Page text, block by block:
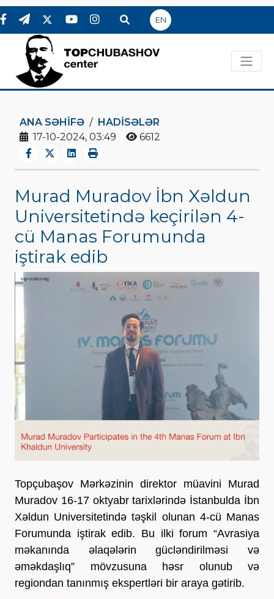
EN
ANA SƏHIFƏ
HADİSƏLƏR
17-10-2024, 03:49
6612
Murad Muradov İbn Xəldun
Universitetində keçirilən 4-
cü Manas Forumunda
iştirak edib
Topçubaşov Mərkəzinin direktor müavini Murad
Muradov 16-17 oktyabr tarixlərində İstanbulda İbn
Xəldun Universitetində təşkil olunan 4-cü Manas
Forumunda iştirak edib. Bu ilki forum “Avrasiya
məkanında əlaqələrin gücləndirilməsi və
əməkdaşlıq” mövzusuna həsr olunub və
regiondan tanınmış ekspertləri bir araya gətirib.